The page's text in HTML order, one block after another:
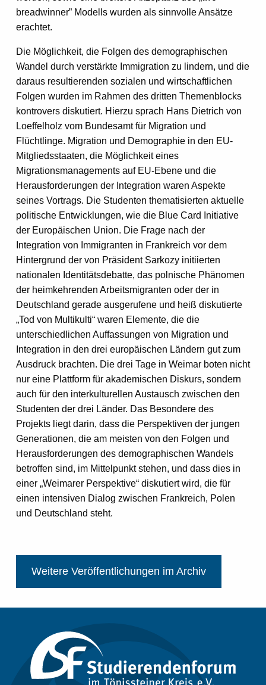
breadwinner” Modells wurden als sinnvolle Ansätze
erachtet.
Die Möglichkeit, die Folgen des demographischen
Wandel durch verstärkte Immigration zu lindern, und die
daraus resultierenden sozialen und wirtschaftlichen
Folgen wurden im Rahmen des dritten Themenblocks
kontrovers diskutiert. Hierzu sprach Hans Dietrich von
Loeffelholz vom Bundesamt für Migration und
Flüchtlinge. Migration und Demographie in den EU-
Mitgliedsstaaten, die Möglichkeit eines
Migrationsmanagements auf EU-Ebene und die
Herausforderungen der Integration waren Aspekte
seines Vortrags. Die Studenten thematisierten aktuelle
politische Entwicklungen, wie die Blue Card Initiative
der Europäischen Union. Die Frage nach der
Integration von Immigranten in Frankreich vor dem
Hintergrund der von Präsident Sarkozy initiierten
nationalen Identitätsdebatte, das polnische Phänomen
der heimkehrenden Arbeitsmigranten oder der in
Deutschland gerade ausgerufene und heiß diskutierte
„Tod von Multikulti“ waren Elemente, die die
unterschiedlichen Auffassungen von Migration und
Integration in den drei europäischen Ländern gut zum
Ausdruck brachten. Die drei Tage in Weimar boten nicht
nur eine Plattform für akademischen Diskurs, sondern
auch für den interkulturellen Austausch zwischen den
Studenten der drei Länder. Das Besondere des
Projekts liegt darin, dass die Perspektiven der jungen
Generationen, die am meisten von den Folgen und
Herausforderungen des demographischen Wandels
betroffen sind, im Mittelpunkt stehen, und dass dies in
einer „Weimarer Perspektive“ diskutiert wird, die für
einen intensiven Dialog zwischen Frankreich, Polen
und Deutschland steht.
Weitere Veröffentlichungen im Archiv